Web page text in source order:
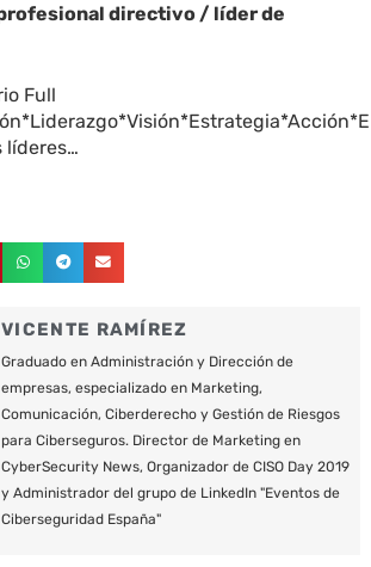
directivo / líder de
Full
líderes…
VICENTE RAMÍREZ
Graduado en Administración y Dirección de
empresas, especializado en Marketing,
Comunicación, Ciberderecho y Gestión de Riesgos
para Ciberseguros. Director de Marketing en
CyberSecurity News, Organizador de CISO Day 2019
y Administrador del grupo de LinkedIn "Eventos de
Ciberseguridad España"